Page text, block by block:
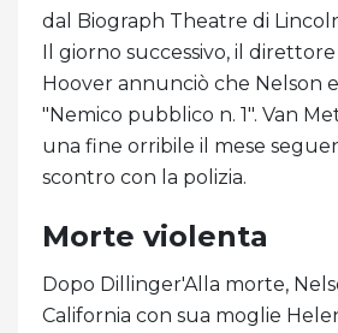
dal Biograph Theatre di
Il giorno successivo, il
Hoover annunciò che Nelson
"Nemico pubblico n. 1". Van
una fine orribile il mese
scontro con la polizia.
Morte violenta
Dopo Dillinger'Alla morte,
California con sua moglie